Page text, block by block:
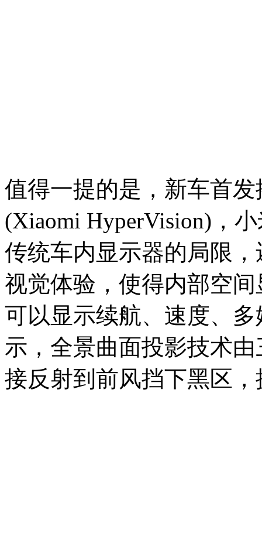
值得一提的是，新车首
(Xiaomi HyperVision)，
传统车内显示器的局限
视觉体验，使得内部空
可以显示续航、速度、
示，全景曲面投影技术
接反射到前风挡下黑区